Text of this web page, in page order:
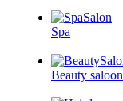
Spa
Beauty saloon